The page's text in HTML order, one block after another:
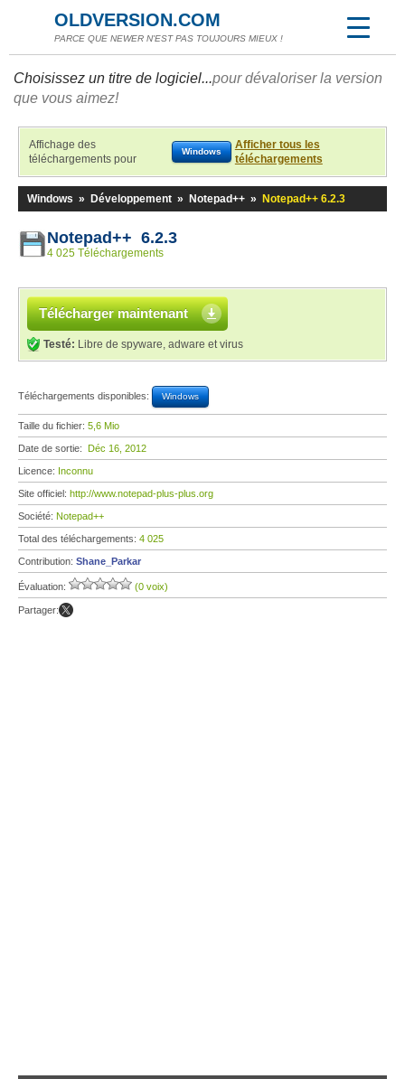
OLDVERSION.COM
PARCE QUE NEWER N'EST PAS TOUJOURS MIEUX !
Choisissez un titre de logiciel...pour dévaloriser la version
que vous aimez!
Affichage des
téléchargements pour
Windows
Afficher tous les
téléchargements
Windows » Développement » Notepad++ » Notepad++ 6.2.3
Notepad++ 6.2.3
4 025 Téléchargements
Télécharger maintenant
Testé: Libre de spyware, adware et virus
Téléchargements disponibles: Windows
Taille du fichier: 5,6 Mio
Date de sortie: Déc 16, 2012
Licence: Inconnu
Site officiel: http://www.notepad-plus-plus.org
Société: Notepad++
Total des téléchargements: 4 025
Contribution: Shane_Parkar
Évaluation: (0 voix)
Partager: